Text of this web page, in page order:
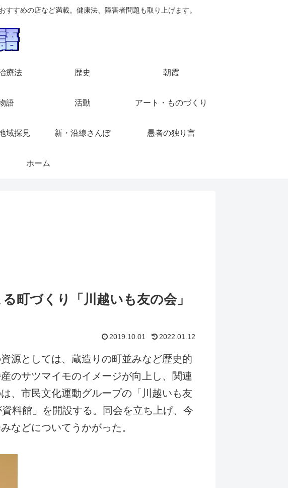
すめの店など満載。健康法、障害者問題も取り上げます。
療法 歴史 朝霞
語 活動 アート・ものづくり
域探見 新・沿線さんぽ 愚者の独り言
ホーム
町づくり「川越いも友の会」
2019.10.01 2022.01.12
源としては、蔵造りの町並みなど歴史的
のサツマイモのイメージが向上し、関連
、市民文化運動グループの「川越いも友
料館」を開設する。同会を立ち上げ、今
などについてうかがった。